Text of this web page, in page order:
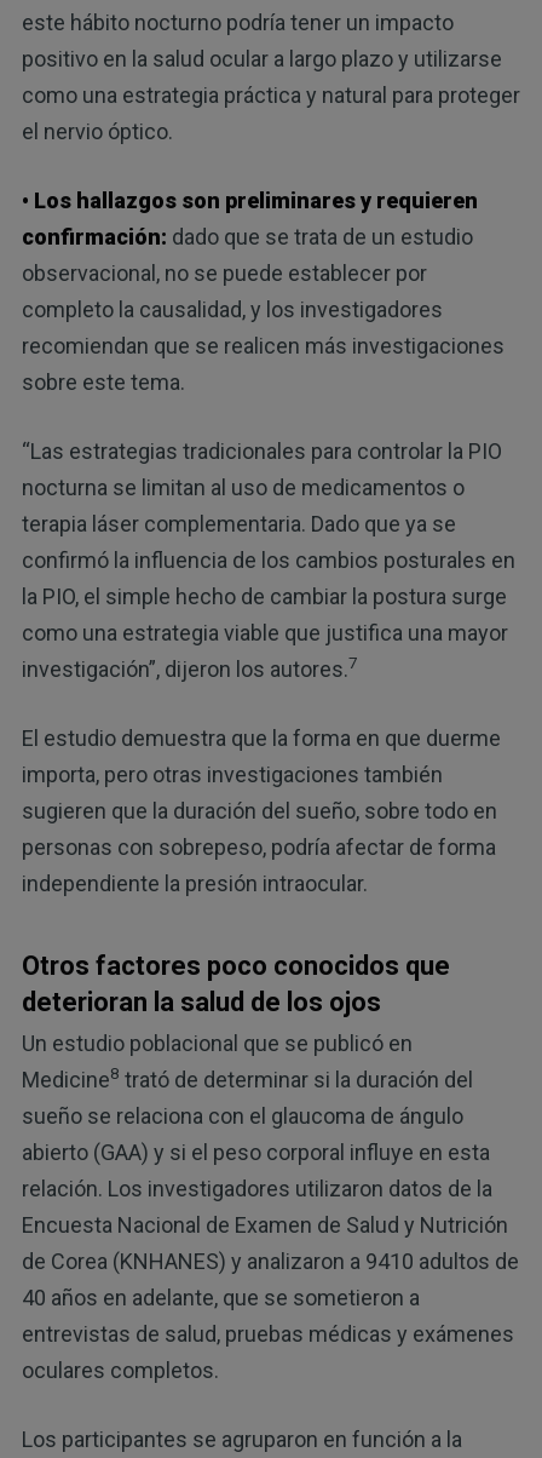
este hábito nocturno podría tener un impacto
positivo en la salud ocular a largo plazo y utilizarse
como una estrategia práctica y natural para proteger
el nervio óptico.
• Los hallazgos son preliminares y requieren
confirmación: dado que se trata de un estudio
observacional, no se puede establecer por
completo la causalidad, y los investigadores
recomiendan que se realicen más investigaciones
sobre este tema.
“Las estrategias tradicionales para controlar la PIO
nocturna se limitan al uso de medicamentos o
terapia láser complementaria. Dado que ya se
confirmó la influencia de los cambios posturales en
la PIO, el simple hecho de cambiar la postura surge
como una estrategia viable que justifica una mayor
investigación”, dijeron los autores.7
El estudio demuestra que la forma en que duerme
importa, pero otras investigaciones también
sugieren que la duración del sueño, sobre todo en
personas con sobrepeso, podría afectar de forma
independiente la presión intraocular.
Otros factores poco conocidos que
deterioran la salud de los ojos
Un estudio poblacional que se publicó en
Medicine8 trató de determinar si la duración del
sueño se relaciona con el glaucoma de ángulo
abierto (GAA) y si el peso corporal influye en esta
relación. Los investigadores utilizaron datos de la
Encuesta Nacional de Examen de Salud y Nutrición
de Corea (KNHANES) y analizaron a 9410 adultos de
40 años en adelante, que se sometieron a
entrevistas de salud, pruebas médicas y exámenes
oculares completos.
Los participantes se agruparon en función a la